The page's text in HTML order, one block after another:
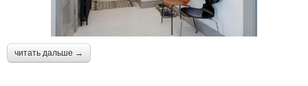
читать дальше →